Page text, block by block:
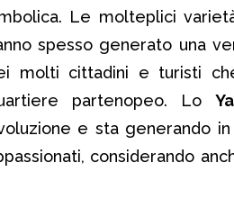
Le molteplici
spesso generato una
molti cittadini e turisti
partenopeo. Lo
e sta generando
considerando